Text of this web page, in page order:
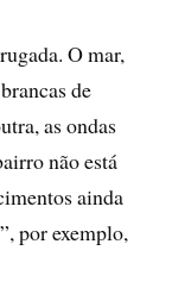
O mar,
de
as ondas
não está
ainda
por exemplo,